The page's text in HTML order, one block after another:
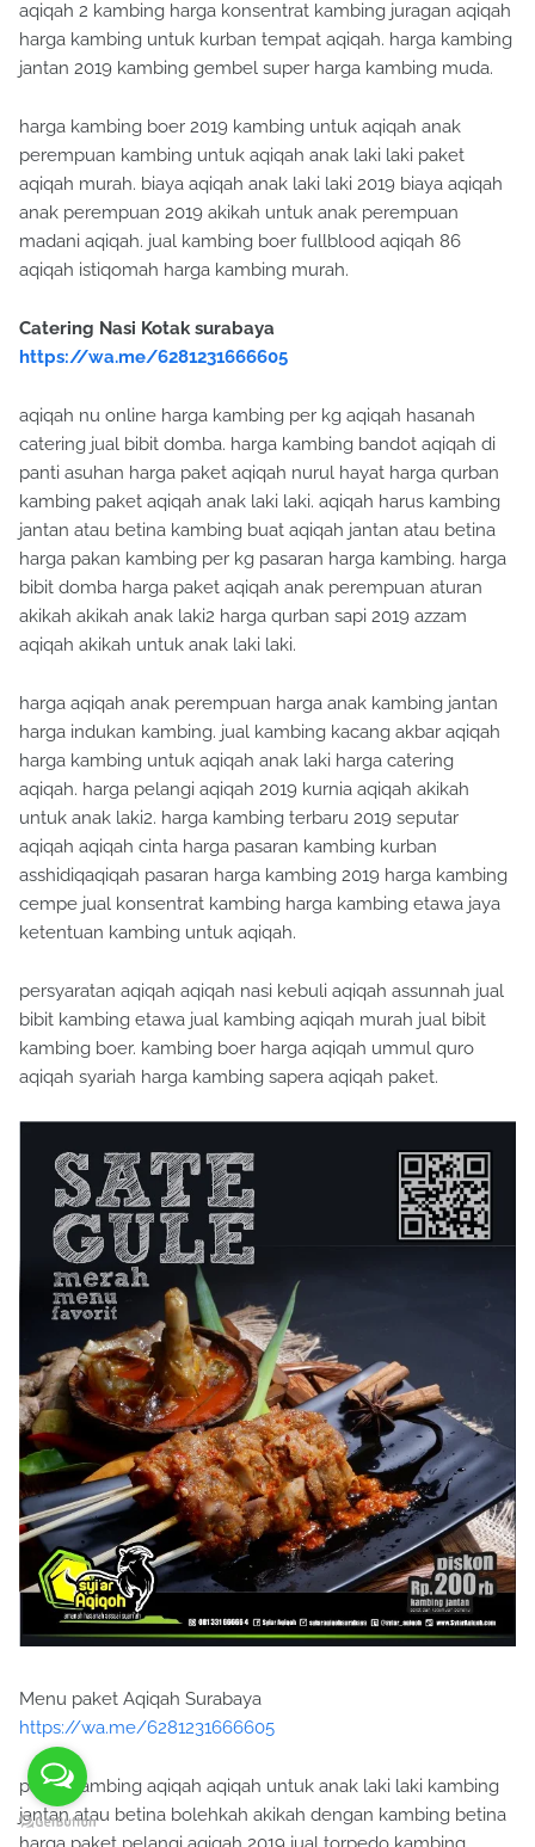
aqiqah 2 kambing harga konsentrat kambing juragan aqiqah
harga kambing untuk kurban tempat aqiqah. harga kambing
jantan 2019 kambing gembel super harga kambing muda.
harga kambing boer 2019 kambing untuk aqiqah anak
perempuan kambing untuk aqiqah anak laki laki paket
aqiqah murah. biaya aqiqah anak laki laki 2019 biaya aqiqah
anak perempuan 2019 akikah untuk anak perempuan
madani aqiqah. jual kambing boer fullblood aqiqah 86
aqiqah istiqomah harga kambing murah.
Catering Nasi Kotak surabaya
https://wa.me/6281231666605
aqiqah nu online harga kambing per kg aqiqah hasanah
catering jual bibit domba. harga kambing bandot aqiqah di
panti asuhan harga paket aqiqah nurul hayat harga qurban
kambing paket aqiqah anak laki laki. aqiqah harus kambing
jantan atau betina kambing buat aqiqah jantan atau betina
harga pakan kambing per kg pasaran harga kambing. harga
bibit domba harga paket aqiqah anak perempuan aturan
akikah akikah anak laki2 harga qurban sapi 2019 azzam
aqiqah akikah untuk anak laki laki.
harga aqiqah anak perempuan harga anak kambing jantan
harga indukan kambing. jual kambing kacang akbar aqiqah
harga kambing untuk aqiqah anak laki harga catering
aqiqah. harga pelangi aqiqah 2019 kurnia aqiqah akikah
untuk anak laki2. harga kambing terbaru 2019 seputar
aqiqah aqiqah cinta harga pasaran kambing kurban
asshidiqaqiqah pasaran harga kambing 2019 harga kambing
cempe jual konsentrat kambing harga kambing etawa jaya
ketentuan kambing untuk aqiqah.
persyaratan aqiqah aqiqah nasi kebuli aqiqah assunnah jual
bibit kambing etawa jual kambing aqiqah murah jual bibit
kambing boer. kambing boer harga aqiqah ummul quro
aqiqah syariah harga kambing sapera aqiqah paket.
Menu paket Aqiqah Surabaya
https://wa.me/6281231666605
paket kambing aqiqah aqiqah untuk anak laki laki kambing
jantan atau betina bolehkah akikah dengan kambing betina